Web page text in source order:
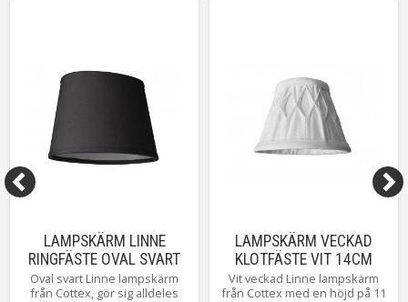
LAMPSKÄRM LINNE
RINGFÄSTE OVAL SVART
20CM
Oval svart Linne lampskärm
från Cottex, gör sig alldeles
LAMPSKÄRM VECKAD
KLOTFÄSTE VIT 14CM
Vit veckad Linne lampskärm
från Cottex med en höjd på 11